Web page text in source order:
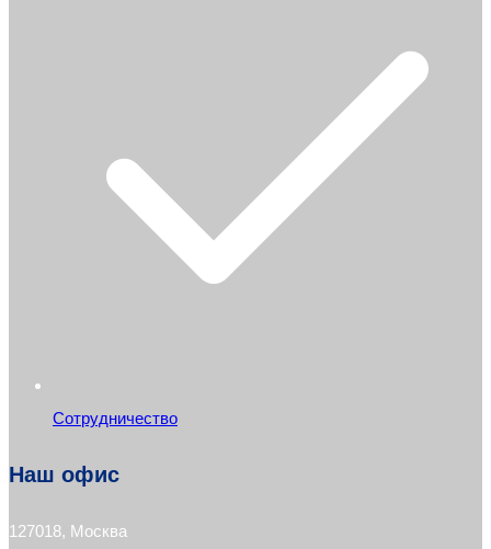
Сотрудничество
Наш офис
127018, Москва